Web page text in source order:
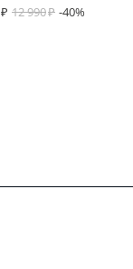
12 990 -40%